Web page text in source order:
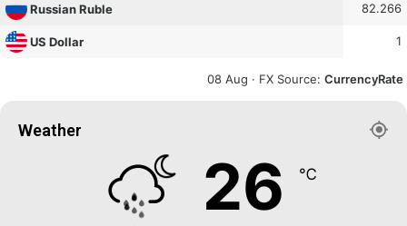
Russian Ruble 82.266
US Dollar 1
08 Aug · FX Source: CurrencyRate
Weather
26 ℃